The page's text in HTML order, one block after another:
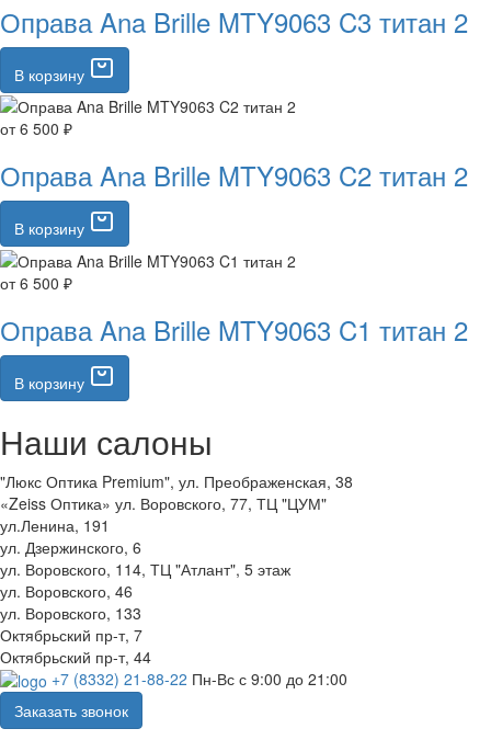
Оправа Ana Brille MTY9063 C3 титан 2
В корзину
от 6 500 ₽
Оправа Ana Brille MTY9063 C2 титан 2
В корзину
от 6 500 ₽
Оправа Ana Brille MTY9063 C1 титан 2
В корзину
Наши салоны
"Люкс Оптика Premium", ул. Преображенская, 38
«Zeiss Оптика» ул. Воровского, 77, ТЦ "ЦУМ"
ул.Ленина, 191
ул. Дзержинского, 6
ул. Воровского, 114, ТЦ "Атлант", 5 этаж
ул. Воровского, 46
ул. Воровского, 133
Октябрьский пр-т, 7
Октябрьский пр-т, 44
+7 (8332) 21-88-22 Пн-Вс с 9:00 до 21:00
Заказать звонок